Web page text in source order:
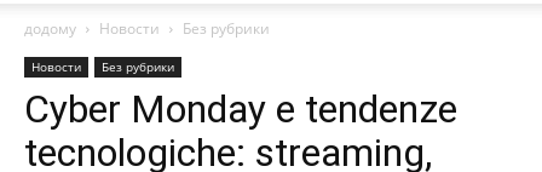
додому
Новости Без рубрики
Новости Без рубрики
Cyber Monday e tendenze
tecnologiche: streaming,